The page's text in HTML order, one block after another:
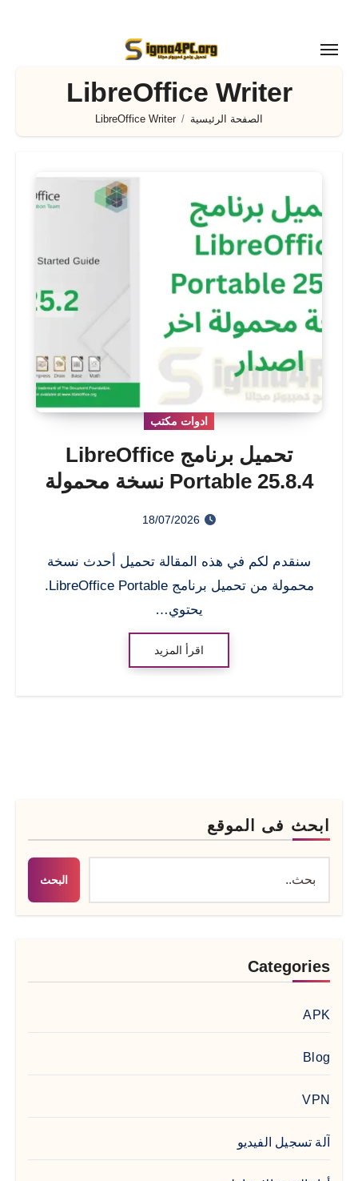
المحتوى
LibreOffice Writer
الصفحة الرئيسية LibreOffice Writer
ادوات مكتب
تحميل برنامج LibreOffice
Portable 25.8.4 نسخة محمولة
اخر اصدار
18/07/2026
سنقدم لكم في هذه المقالة تحميل أحدث نسخة
محمولة من تحميل برنامج LibreOffice Portable.
يحتوي…
اقرأ المزيد
ابحث فى الموقع
البحث
Categories
APK
Blog
VPN
آلة تسجيل الفيديو